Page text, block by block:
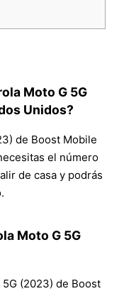
Moto G 5G
Unidos?
de Boost Mobile
el número
de casa y podrás
Moto G 5G
(2023) de Boost